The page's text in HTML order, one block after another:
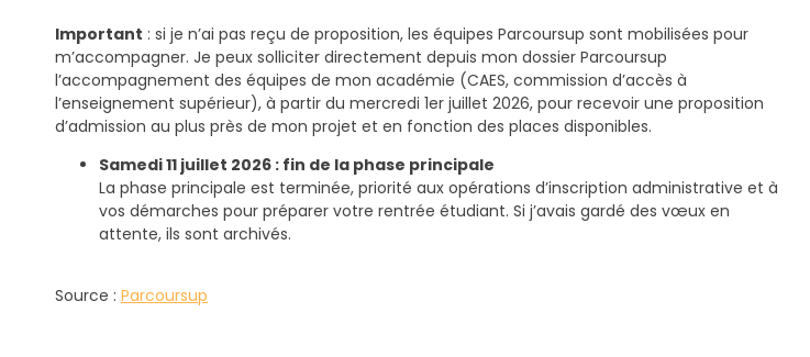
Important : si je n’ai pas reçu de proposition, les équipes Parcoursup sont mobilisées pour
m’accompagner. Je peux solliciter directement depuis mon dossier Parcoursup
l’accompagnement des équipes de mon académie (CAES, commission d’accès à
l’enseignement supérieur), à partir du mercredi 1er juillet 2026, pour recevoir une proposition
d’admission au plus près de mon projet et en fonction des places disponibles.
Samedi 11 juillet 2026 : fin de la phase principale
La phase principale est terminée, priorité aux opérations d’inscription administrative et à
vos démarches pour préparer votre rentrée étudiant. Si j’avais gardé des vœux en
attente, ils sont archivés.
Source : Parcoursup